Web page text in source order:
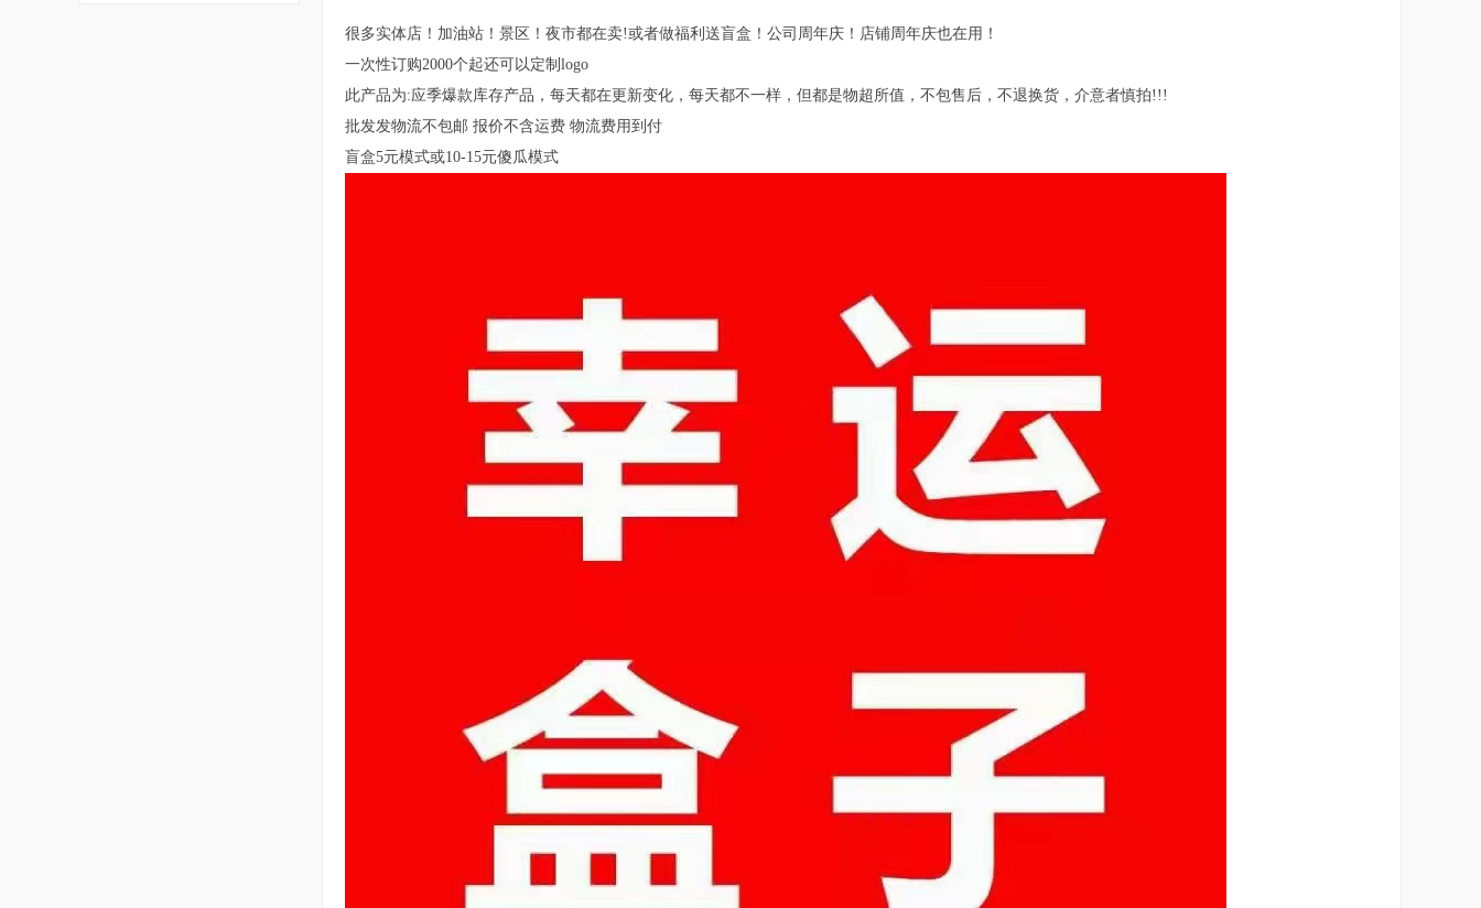
很多实体店！加油站！景区！夜市都在卖!或者做福利送盲盒！公司周年庆！店铺周年庆也在用！
一次性订购2000个起还可以定制logo
此产品为:应季爆款库存产品，每天都在更新变化，每天都不一样，但都是物超所值，不包售后，不退换货，介意者慎拍!!!
批发发物流不包邮 报价不含运费 物流费用到付
盲盒5元模式或10-15元傻瓜模式